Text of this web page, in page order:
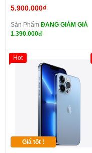
5.900.000₫
Sản Phẩm ĐANG GIẢM GIÁ
1.390.000đ
Giá tốt !
Hot